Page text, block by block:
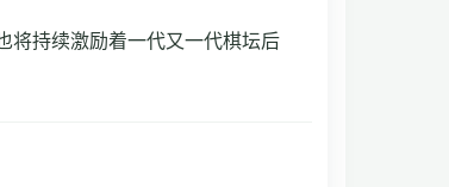
将持续激励着一代又一代棋坛后